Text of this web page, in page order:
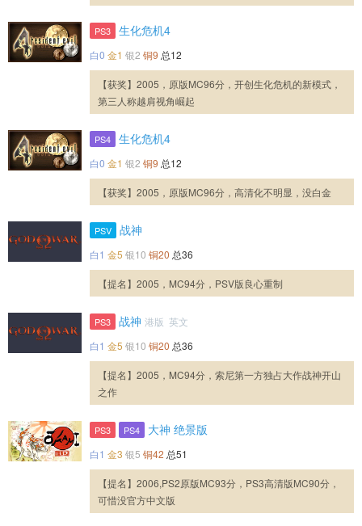
PS3 生化危机4
白0 金1 银2 铜9 总12
【获奖】2005，原版MC96分，开创生化危机的新模式，
第三人称越肩视角崛起
PS4 生化危机4
白0 金1 银2 铜9 总12
【获奖】2005，原版MC96分，高清化不明显，没白金
PSV 战神
白1 金5 银10 铜20 总36
【提名】2005，MC94分，PSV版良心重制
PS3 战神 港版 英文
白1 金5 银10 铜20 总36
【提名】2005，MC94分，索尼第一方独占大作战神开山
之作
PS3 PS4 大神 绝景版
白1 金3 银5 铜42 总51
【提名】2006,PS2原版MC93分，PS3高清版MC90分，
可惜没官方中文版